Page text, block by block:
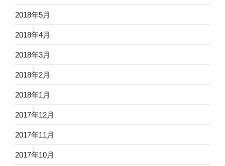
2018年5月
2018年4月
2018年3月
2018年2月
2018年1月
2017年12月
2017年11月
2017年10月